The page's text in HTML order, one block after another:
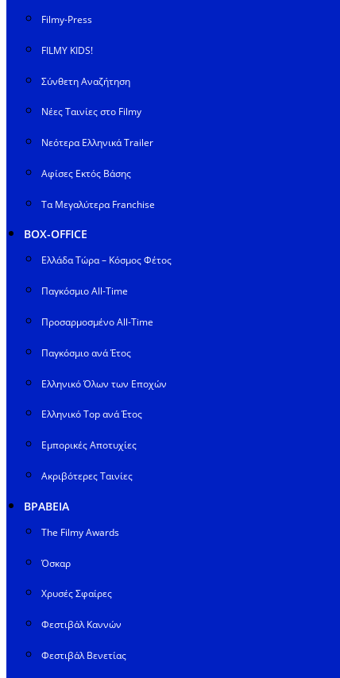
Filmy-Press
FILMY KIDS!
Σύνθετη Αναζήτηση
Νέες Ταινίες στο Filmy
Νεότερα Ελληνικά Trailer
Αφίσες Εκτός Βάσης
Τα Μεγαλύτερα Franchise
BOX-OFFICE
Ελλάδα Τώρα – Κόσμος Φέτος
Παγκόσμιο All-Time
Προσαρμοσμένο All-Time
Παγκόσμιο ανά Έτος
Ελληνικό Όλων των Εποχών
Ελληνικό Top ανά Έτος
Εμπορικές Αποτυχίες
Ακριβότερες Ταινίες
ΒΡΑΒΕΙΑ
The Filmy Awards
Όσκαρ
Χρυσές Σφαίρες
Φεστιβάλ Καννών
Φεστιβάλ Βενετίας